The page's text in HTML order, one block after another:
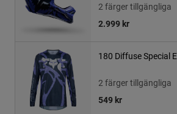
2 färger tillgängliga
2.999 kr
180 Diffuse Special
2 färger tillgängliga
549 kr